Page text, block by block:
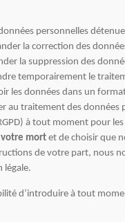
personnelles
la correction des
la suppression des
temporairement le
les données dans un
au traitement des
à tout moment pour
votre mort et de choisir que
de votre part, nous
légale.
d’introduire à tout